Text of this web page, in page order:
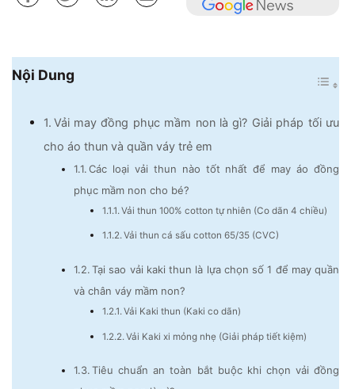
Nội Dung
Vải may đồng phục mầm non là gì? Giải pháp tối ưu
cho áo thun và quần váy trẻ em
Các loại vải thun nào tốt nhất để may áo đồng
phục mầm non cho bé?
Vải thun 100% cotton tự nhiên (Co dãn 4 chiều)
Vải thun cá sấu cotton 65/35 (CVC)
Tại sao vải kaki thun là lựa chọn số 1 để may quần
và chân váy mầm non?
Vải Kaki thun (Kaki co dãn)
Vải Kaki xi mỏng nhẹ (Giải pháp tiết kiệm)
Tiêu chuẩn an toàn bắt buộc khi chọn vải đồng